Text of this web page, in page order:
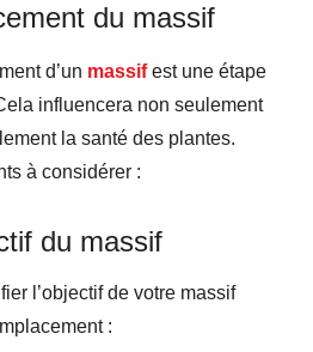
du massif
d’un massifest une étape
influencera non seulement
la santé des plantes.
à considérer :
du massif
l’objectif de votre massif
: